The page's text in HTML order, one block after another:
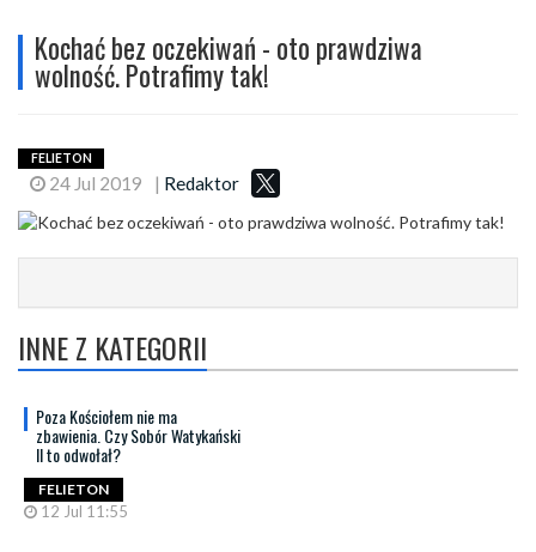
Kochać bez oczekiwań - oto prawdziwa
wolność. Potrafimy tak!
FELIETON
24 Jul 2019 | Redaktor
INNE Z KATEGORII
Poza Kościołem nie ma
zbawienia. Czy Sobór Watykański
II to odwołał?
FELIETON
12 Jul 11:55